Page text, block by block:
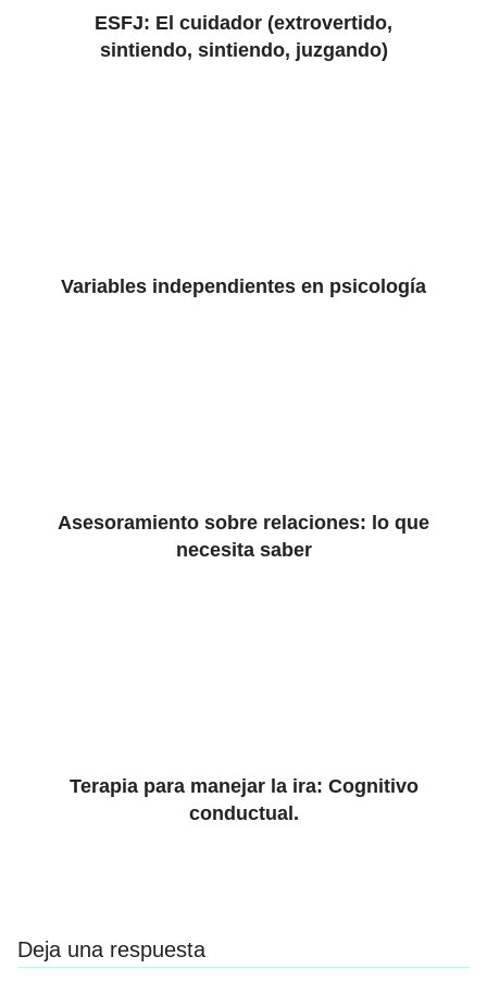
ESFJ: El cuidador (extrovertido,
sintiendo, sintiendo, juzgando)
Variables independientes en psicología
Asesoramiento sobre relaciones: lo que
necesita saber
Terapia para manejar la ira: Cognitivo
conductual.
Deja una respuesta